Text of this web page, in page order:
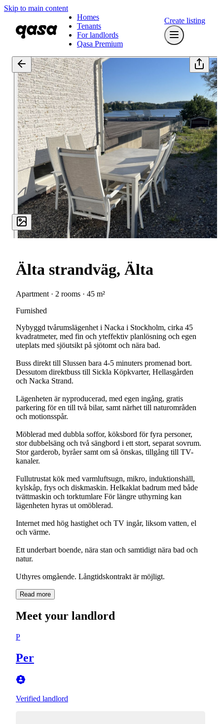
Skip to main content
Homes
Tenants
For landlords
Qasa Premium
Create listing
Älta strandväg, Älta
Apartment · 2 rooms · 45 m²
Furnished
Nybyggd tvårumslägenhet i Nacka i Stockholm, cirka 45
kvadratmeter, med fin och yteffektiv planlösning och egen
uteplats med sjöutsikt på sjötomt och nära bad.
Buss direkt till Slussen bara 4-5 minuters promenad bort.
Dessutom direktbuss till Sickla Köpkvarter, Hellasgården
och Nacka Strand.
Lägenheten är nyproducerad, med egen ingång, gratis
parkering för en till två bilar, samt närhet till naturområden
och motionsspår.
Möblerad med dubbla soffor, köksbord för fyra personer,
stor dubbelsäng och två sängbord i ett stort, separat sovrum.
Stor garderob, byråer samt om så önskas, tillgång till TV-
kanaler.
Fullutrustat kök med varmluftsugn, mikro, induktionshäll,
kylskåp, frys och diskmaskin. Helkaklat badrum med både
tvättmaskin och torktumlare För längre uthyrning kan
lägenheten hyras ut omöblerad.
Internet med hög hastighet och TV ingår, liksom vatten, el
och värme.
Ett underbart boende, nära stan och samtidigt nära bad och
natur.
Uthyres omgående. Långtidskontrakt är möjligt.
Read more
Meet your landlord
P
Per
Verified landlord